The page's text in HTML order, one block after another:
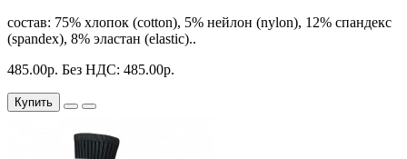
состав: 75% хлопок (cotton), 5% нейлон (nylon), 12% спандекс
(spandex), 8% эластан (elastic)..
485.00р. Без НДС: 485.00р.
Купить